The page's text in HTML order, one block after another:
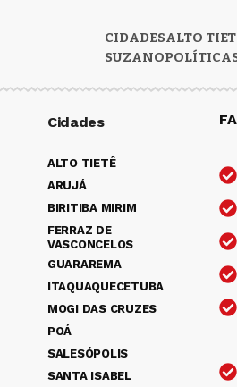
CIDADESALTO
SUZANOPOLÍTICA
Cidades
ALTO TIETÊ
ARUJÁ
BIRITIBA MIRIM
FERRAZ DE
VASCONCELOS
GUARAREMA
ITAQUAQUECETUBA
MOGI DAS CRUZES
POÁ
SALESÓPOLIS
SANTA ISABEL